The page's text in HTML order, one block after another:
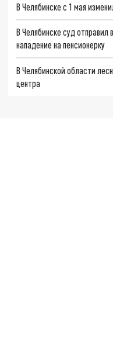
В Челябинске с 1 мая
В Челябинске суд отправил
нападение на пенсионерку
В Челябинской области
центра